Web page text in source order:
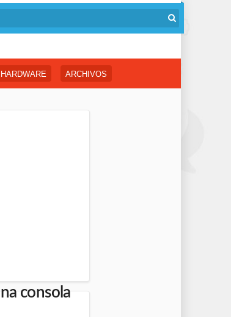
HARDWARE ARCHIVOS
consola